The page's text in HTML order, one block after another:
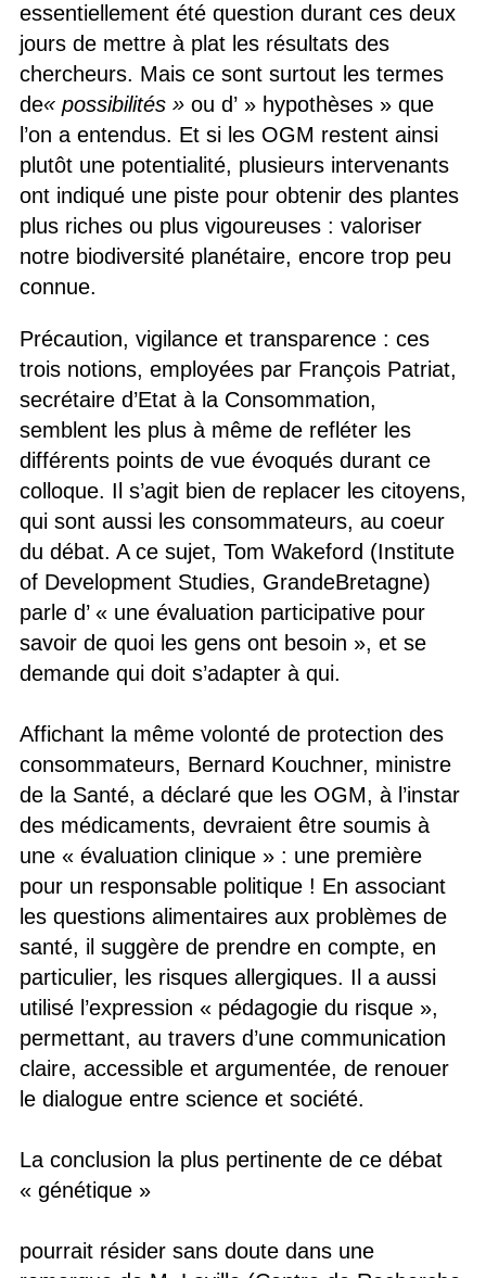
essentiellement été question durant ces deux
jours de mettre à plat les résultats des
chercheurs. Mais ce sont surtout les termes
de« possibilités »ou d’ » hypothèses » que
l’on a entendus. Et si les OGM restent ainsi
plutôt une potentialité, plusieurs intervenants
ont indiqué une piste pour obtenir des plantes
plus riches ou plus vigoureuses : valoriser
notre biodiversité planétaire, encore trop peu
connue.
Précaution, vigilance et transparence : ces
trois notions, employées par François Patriat,
secrétaire d’Etat à la Consommation,
semblent les plus à même de refléter les
différents points de vue évoqués durant ce
colloque. Il s’agit bien de replacer les citoyens,
qui sont aussi les consommateurs, au coeur
du débat. A ce sujet, Tom Wakeford (Institute
of Development Studies, GrandeBretagne)
parle d’ « une évaluation participative pour
savoir de quoi les gens ont besoin », et se
demande qui doit s’adapter à qui.
Affichant la même volonté de protection des
consommateurs, Bernard Kouchner, ministre
de la Santé, a déclaré que les OGM, à l’instar
des médicaments, devraient être soumis à
une « évaluation clinique » : une première
pour un responsable politique ! En associant
les questions alimentaires aux problèmes de
santé, il suggère de prendre en compte, en
particulier, les risques allergiques. Il a aussi
utilisé l’expression « pédagogie du risque »,
permettant, au travers d’une communication
claire, accessible et argumentée, de renouer
le dialogue entre science et société.
La conclusion la plus pertinente de ce débat
« génétique »
pourrait résider sans doute dans une